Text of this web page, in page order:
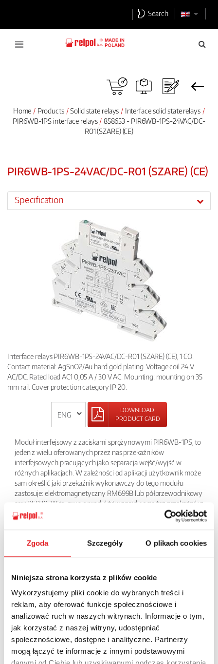
Zgoda Szczegóły O plikach cookies
Niniejsza strona korzysta z plików cookie
Wykorzystujemy pliki cookie do wybranych treści i
reklam, aby oferować funkcje społecznościowe i
analizować ruch w naszych witrynach. Informacje o tym,
jak korzystać z naszej witryny, udostępniać
społecznościowe, dostępne i analityczne. Partnerzy
mogą łączyć te informacje z innymi podstawowymi
Search
Home Products Solid state relays
Interface solid state relays
PIR6WB-1PS interface relays
858653 - PIR6WB-1PS-24VAC/DC-
R01 (SZARE) (CE)
PIR6WB-1PS-24VAC/DC-R01 (SZARE) (CE)
Specification
Interface relays PIR6WB-1PS-24VAC/DC-R01 (SZARE) (CE), 1 CO.
Contact material: AgSnO2/Au hard gold plating. Voltage coil 24 V
AC/DC. Rated load AC1 0,05 A / 30 V AC. Mounting: mounting on 35
mm rail. Cover protection category IP 20.
DOWNLOAD
PRODUCT CARD
Moduł interfejsowy z zaciskami sprężynowymi PIR6WB-1PS, to
jeden z wielu oferowanych przez nas przekaźników
interfejsowych pracujących jako separacja wejść/wyjść w
różnych aplikacjach. W zależności od aplikacji użytkownik może
sam określić jaki przekaźnik wykonawczy do tego modułu
zastosuje: elektromagnetyczny RM699B lub półprzewodnikowy
serii RSR30. W tej grupie produktów znajduje się też przekaźnik z
wbudowanym filtrem przeciwzakłóceniowym do długich linii
sterujących. Niewielkie wymiary, tylko 6,2 mm powodują, że jest
BACK
Ask for the details of the offer
Name: *